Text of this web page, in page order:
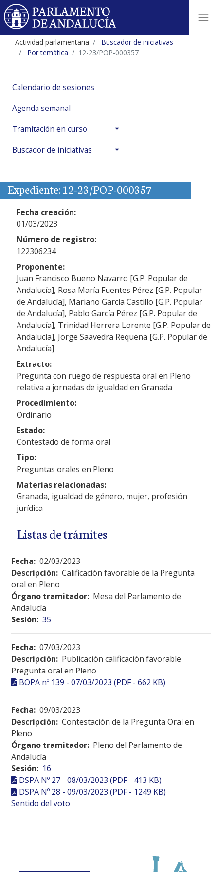
Actividad parlamentaria
Buscador de iniciativas
Por temática
12-23/POP-000357
Calendario de sesiones
Agenda semanal
Tramitación en curso
Buscador de iniciativas
Expediente: 12-23/POP-000357
Fecha creación:
01/03/2023
Número de registro:
122306234
Proponente:
Juan Francisco Bueno Navarro [G.P. Popular de
Andalucía], Rosa María Fuentes Pérez [G.P. Popular
de Andalucía], Mariano García Castillo [G.P. Popular
de Andalucía], Pablo García Pérez [G.P. Popular de
Andalucía], Trinidad Herrera Lorente [G.P. Popular de
Andalucía], Jorge Saavedra Requena [G.P. Popular de
Andalucía]
Extracto:
Pregunta con ruego de respuesta oral en Pleno
relativa a jornadas de igualdad en Granada
Procedimiento:
Ordinario
Estado:
Contestado de forma oral
Tipo:
Preguntas orales en Pleno
Materias relacionadas:
Granada, igualdad de género, mujer, profesión
jurídica
Listas de trámites
Fecha: 02/03/2023
Descripción: Calificación favorable de la Pregunta
oral en Pleno
Órgano tramitador: Mesa del Parlamento de
Andalucía
Sesión: 35
Fecha: 07/03/2023
Descripción: Publicación calificación favorable
Pregunta oral en Pleno
BOPA nº 139 - 07/03/2023 (PDF - 662 KB)
Fecha: 09/03/2023
Descripción: Contestación de la Pregunta Oral en
Pleno
Órgano tramitador: Pleno del Parlamento de
Andalucía
Sesión: 16
DSPA Nº 27 - 08/03/2023 (PDF - 413 KB)
DSPA Nº 28 - 09/03/2023 (PDF - 1249 KB)
Sentido del voto